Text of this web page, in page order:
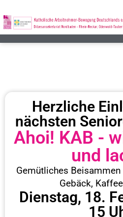
Herzliche
nächsten
Ahoi! KAB -
und
Gemütliches
Gebäck,
Dienstag, 18.
15